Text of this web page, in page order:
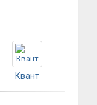
Квант